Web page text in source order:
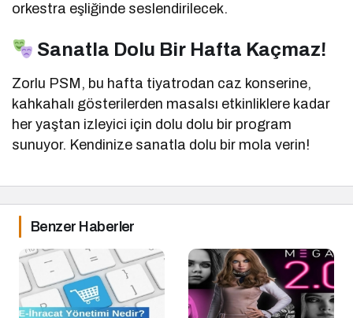
orkestra eşliğinde seslendirilecek.
Sanatla Dolu Bir Hafta Kaçmaz!
Zorlu PSM, bu hafta tiyatrodan caz konserine,
kahkahalı gösterilerden masalsı etkinliklere kadar
her yaştan izleyici için dolu dolu bir program
sunuyor. Kendinize sanatla dolu bir mola verin!
Benzer Haberler